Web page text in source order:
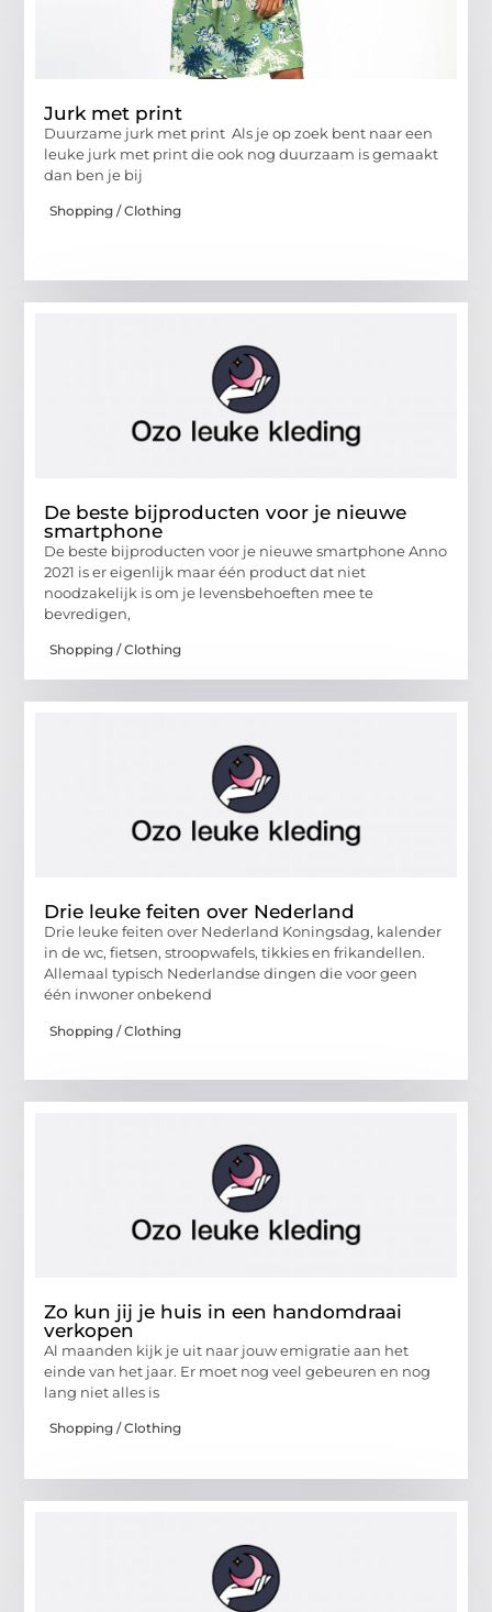
Jurk met print
Duurzame jurk met print Als je op zoek bent naar een
leuke jurk met print die ook nog duurzaam is gemaakt
dan ben je bij
Shopping / Clothing
De beste bijproducten voor je nieuwe
smartphone
De beste bijproducten voor je nieuwe smartphone Anno
2021 is er eigenlijk maar één product dat niet
noodzakelijk is om je levensbehoeften mee te
bevredigen,
Shopping / Clothing
Drie leuke feiten over Nederland
Drie leuke feiten over Nederland Koningsdag, kalender
in de wc, fietsen, stroopwafels, tikkies en frikandellen.
Allemaal typisch Nederlandse dingen die voor geen
één inwoner onbekend
Shopping / Clothing
Zo kun jij je huis in een handomdraai
verkopen
Al maanden kijk je uit naar jouw emigratie aan het
einde van het jaar. Er moet nog veel gebeuren en nog
lang niet alles is
Shopping / Clothing